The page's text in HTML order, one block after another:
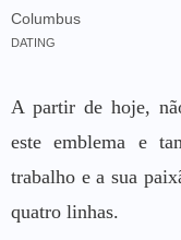
Columbus
DATING
A partir de hoje,
este emblema e
trabalho e a sua
quatro linhas.